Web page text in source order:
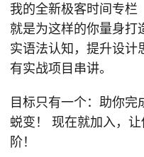
我的全新极客时间专栏
就是为这样的你量身
实语法认知，提升设计
有实战项目串讲。
目标只有一个：助你完
蜕变！ 现在就加入，
阶！